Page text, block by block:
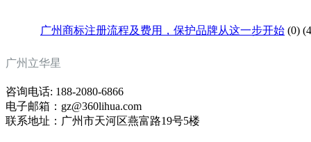
广州商标注册流程及费用，保护品牌从这一步开始 (0)
广州立华星
咨询电话: 188-2080-6866
电子邮箱：gz@360lihua.com
联系地址：广州市天河区燕富路19号5楼